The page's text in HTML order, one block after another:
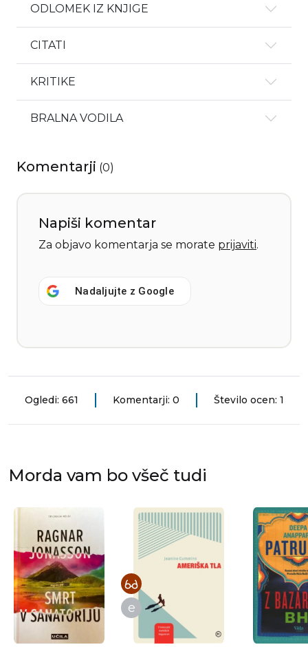
ODLOMEK IZ KNJIGE
CITATI
KRITIKE
BRALNA VODILA
Komentarji (0)
Napiši komentar
Za objavo komentarja se morate prijaviti.
Nadaljujte z Google
Ogledi: 661 Komentarji: 0 Število ocen: 1
Morda vam bo všeč tudi
e